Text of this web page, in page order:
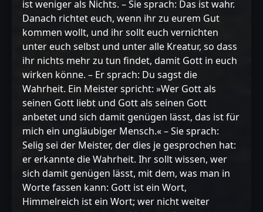
ist weniger als Nichts. – Sie sprach: Das ist wahr.
Danach richtet euch, wenn ihr zu eurem Gut
kommen wollt, und ihr sollt euch vernichten
unter euch selbst und unter alle Kreatur, so dass
ihr nichts mehr zu tun findet, damit Gott in euch
wirken könne. – Er sprach: Du sagst die
Wahrheit. Ein Meister spricht: »Wer Gott als
seinen Gott liebt und Gott als seinen Gott
anbetet und sich damit genügen lässt, das ist für
mich ein ungläubiger Mensch.« – Sie sprach:
Selig sei der Meister, der dies je gesprochen hat:
er erkannte die Wahrheit. Ihr sollt wissen, wer
sich damit genügen lässt, mit dem, was man in
Worte fassen kann: Gott ist ein Wort,
Himmelreich ist ein Wort; wer nicht weiter